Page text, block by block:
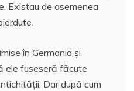
Existau de asemenea
în Germania şi
ele fuseseră făcute
Dar după cum